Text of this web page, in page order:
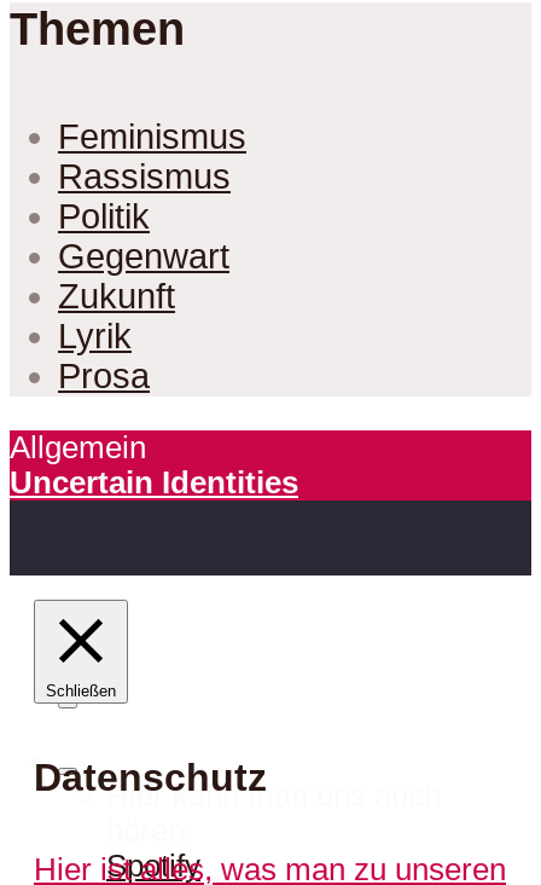
Themen
Feminismus
Rassismus
Politik
Gegenwart
Zukunft
Lyrik
Prosa
Allgemein
Uncertain Identities
Hier kann man uns auch
Spotify
Schließen
Datenschutz
Hier ist alles, was man zu unseren